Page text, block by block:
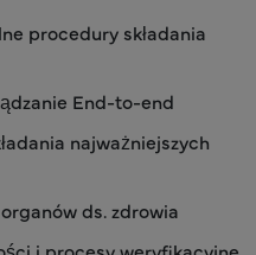
procedury składania
End-to-end
najważniejszych
ds. zdrowia
i procesy weryfikacyjne